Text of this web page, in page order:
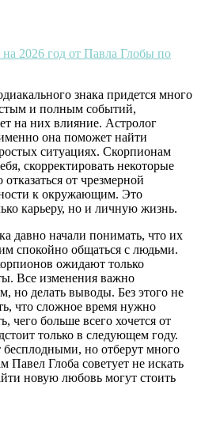
знака придется много
и полным событий,
на них влияние. Астролог
она поможет найти
ситуациях. Скорпионам
скорректировать некоторые
от чрезмерной
к окружающим. Это
карьеру, но и личную жизнь.
давно начали понимать, что их
спокойно общаться с людьми.
ожидают только
Все изменения важно
но делать выводы. Без этого не
что сложное время нужно
чего больше всего хочется от
только в следующем году.
бесплодными, но отберут много
Глоба советует не искать
новую любовь могут стоить